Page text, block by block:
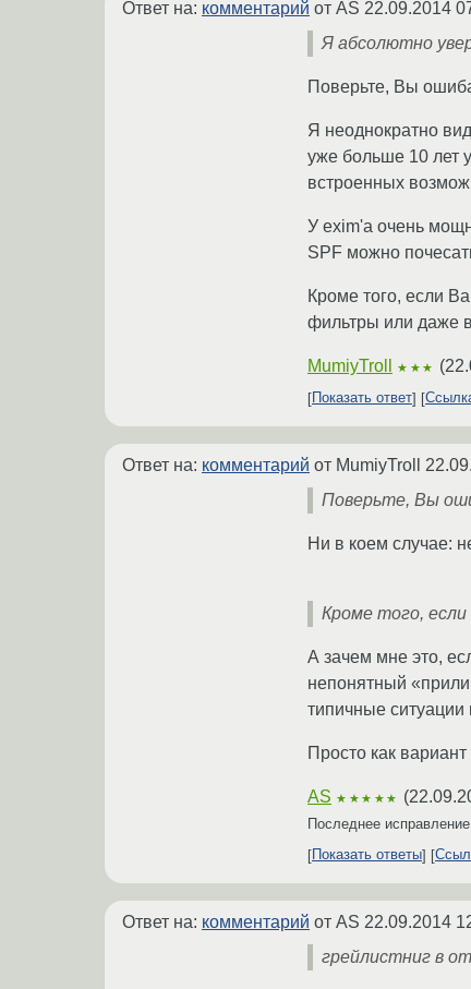
Ответ на: комментарий от AS 22.09.2014
Я абсолютно
Поверьте, Вы
Я неоднократно
уже больше 10 лет
встроенных
У exim'а очень
SPF можно
Кроме того, если
фильтры или даже
MumiyTroll ★★★ (
Показать ответ
Ответ на: комментарий от MumiyTroll
Поверьте, Вы
Ни в коем случае:
Кроме того,
А зачем мне это,
непонятный
типичные ситуации
Просто как
AS ★★★★★ (
Последнее
Показать ответы
Ответ на: комментарий от AS 22.09.2014
грейлистниг в